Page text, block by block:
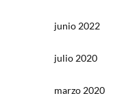
junio 2022
julio 2020
marzo 2020